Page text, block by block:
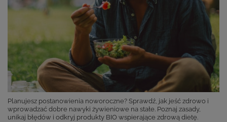
Planujesz postanowienia noworoczne? Sprawdź, jak jeść zdrowo i
wprowadzać dobre nawyki żywieniowe na stałe. Poznaj zasady,
unikaj błędów i odkryj produkty BIO wspierające zdrową dietę.